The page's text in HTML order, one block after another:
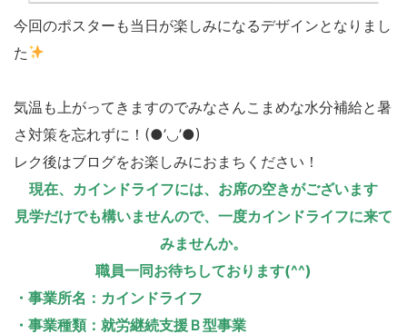
今回のポスターも当日が楽しみになるデザインとなりまし
た
気温も上がってきますのでみなさんこまめな水分補給と暑
さ対策を忘れずに！(●’◡’●)
レク後はブログをお楽しみにおまちください！
現在、カインドライフには、お席の空きがございます
見学だけでも構いませんので、一度カインドライフに来て
みませんか。
職員一同お待ちしております(^^)
・事業所名：カインドライフ
・事業種類：就労継続支援Ｂ型事業